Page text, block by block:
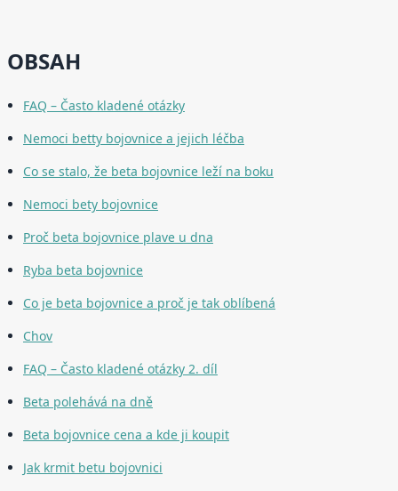
OBSAH
FAQ – Často kladené otázky
Nemoci betty bojovnice a jejich léčba
Co se stalo, že beta bojovnice leží na boku
Nemoci bety bojovnice
Proč beta bojovnice plave u dna
Ryba beta bojovnice
Co je beta bojovnice a proč je tak oblíbená
Chov
FAQ – Často kladené otázky 2. díl
Beta polehává na dně
Beta bojovnice cena a kde ji koupit
Jak krmit betu bojovnici